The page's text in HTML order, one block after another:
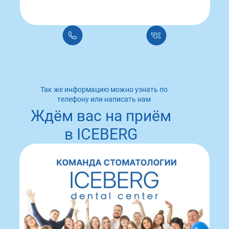
Так же информацию можно узнать по
телефону или написать нам
Ждём вас на приём
в ICEBERG